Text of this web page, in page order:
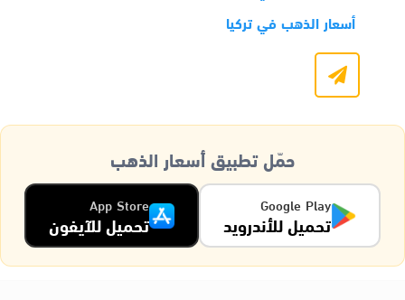
أسعار الذهب في تركيا
حمّل تطبيق أسعار الذهب
Google Play
تحميل للأندرويد
App Store
تحميل للآيفون